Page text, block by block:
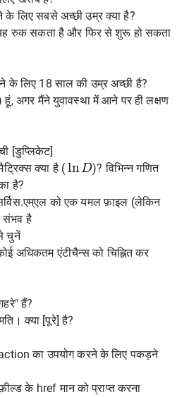
लिए सबसे अच्छी उम्र क्या है?
यह रुक सकता है और फिर से शुरू हो सकता
लिए 18 साल की उम्र अच्छी है?
अगर मैंने युवावस्था में आने पर ही लक्षण
[डुप्लिकेट]
क्या है (
ln D
)? विभिन्न गणित
है?
को एक यमल फ़ाइल (लेकिन
संभव है
चुनें
अधिकतम एंटीचैन्स को चिह्नित कर
हैं?
क्या [पूरे] है?
का उपयोग करने के लिए पकड़ने
के href मान को प्राप्त करना